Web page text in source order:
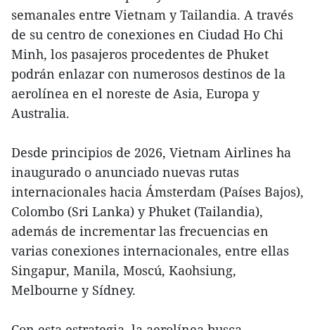
semanales entre Vietnam y Tailandia. A través
de su centro de conexiones en Ciudad Ho Chi
Minh, los pasajeros procedentes de Phuket
podrán enlazar con numerosos destinos de la
aerolínea en el noreste de Asia, Europa y
Australia.
Desde principios de 2026, Vietnam Airlines ha
inaugurado o anunciado nuevas rutas
internacionales hacia Ámsterdam (Países Bajos),
Colombo (Sri Lanka) y Phuket (Tailandia),
además de incrementar las frecuencias en
varias conexiones internacionales, entre ellas
Singapur, Manila, Moscú, Kaohsiung,
Melbourne y Sídney.